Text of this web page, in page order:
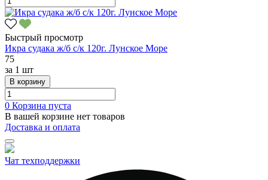
Быстрый просмотр
Икра судака ж/б с/к 120г. Лунское Море
75
за 1 шт
В корзину
0 Корзина пуста
В вашей корзине нет товаров
Доставка и оплата
Чат техподдержки